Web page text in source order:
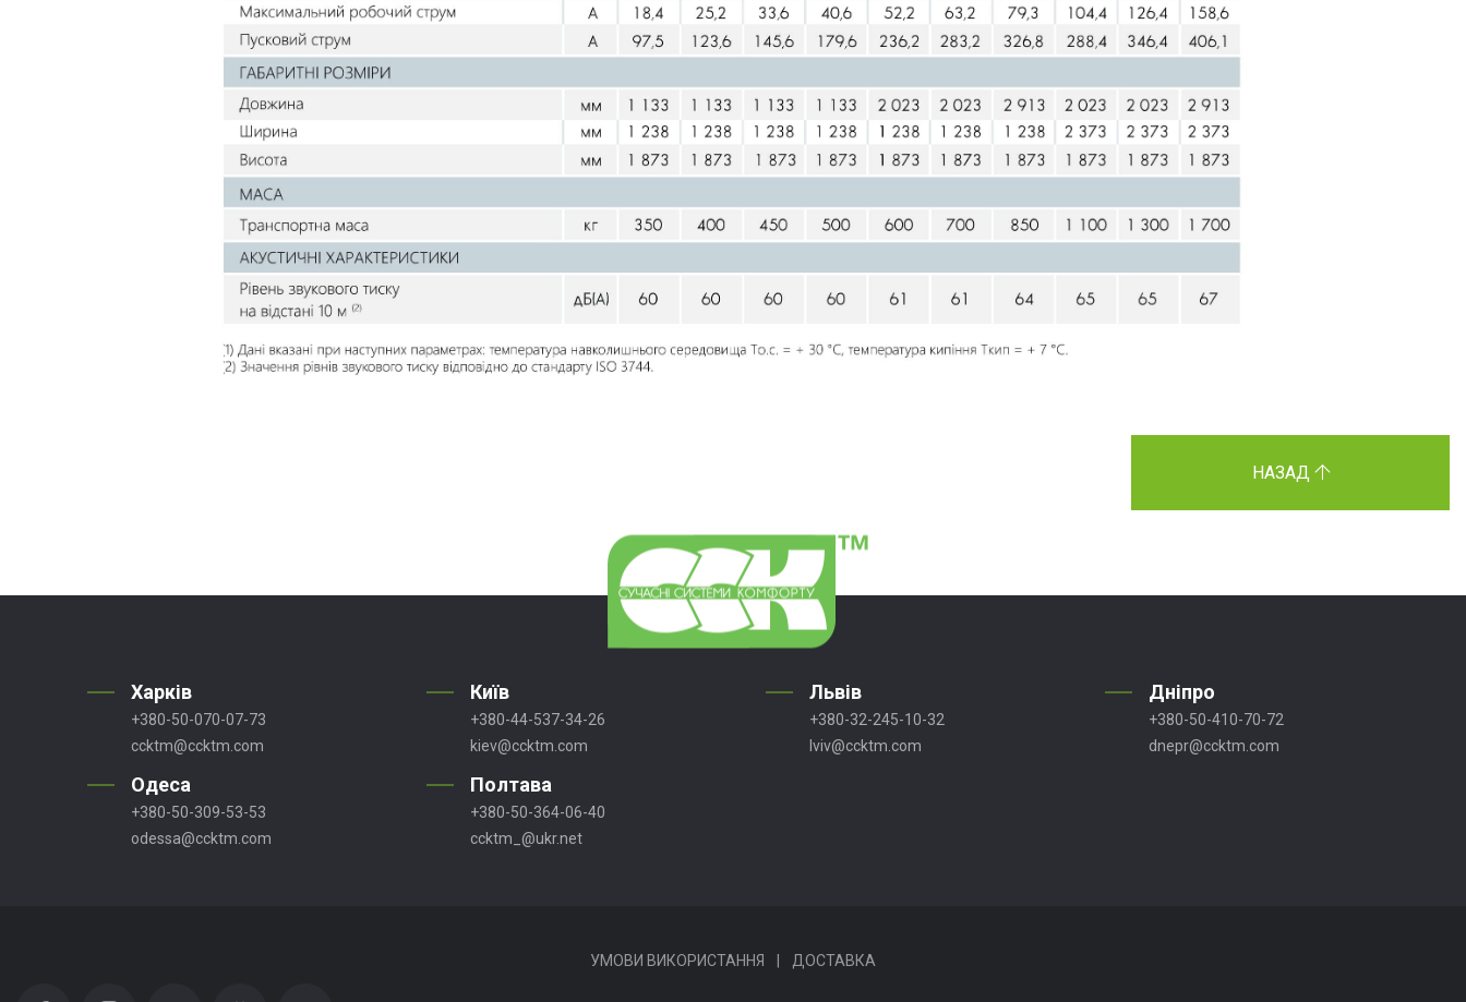
НАЗАД
Харків
+380-50-070-07-73
ccktm@ccktm.com
Київ
+380-44-537-34-26
kiev@ccktm.com
Львів
+380-32-245-10-32
lviv@ccktm.com
Дніпро
+380-50-410-70-72
dnepr@ccktm.com
Одеса
+380-50-309-53-53
odessa@ccktm.com
Полтава
+380-50-364-06-40
ccktm_@ukr.net
УМОВИ ВИКОРИСТАННЯ ДОСТАВКА